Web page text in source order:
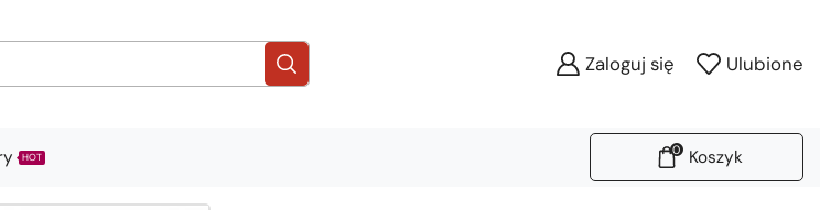
Zaloguj się Ulubione
HOT
0 Koszyk